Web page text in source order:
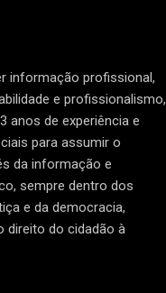
informação profissional,
e profissionalismo,
anos de experiência e
para assumir o
da informação e
sempre dentro dos
e da democracia,
direito do cidadão à